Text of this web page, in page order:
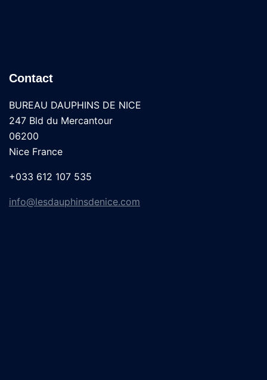
Contact
BUREAU DAUPHINS DE NICE
247 Bld du Mercantour
06200
Nice France
+033 612 107 535
info@lesdauphinsdenice.com